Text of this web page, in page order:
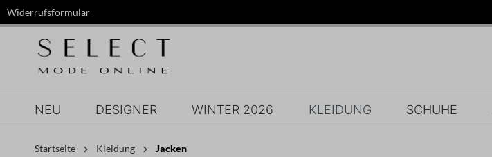
Zur Hauptnavigation springen
Widerrufsformular
NEU DESIGNER WINTER 2026 KLEIDUNG SCHUHE
Startseite Kleidung Jacken